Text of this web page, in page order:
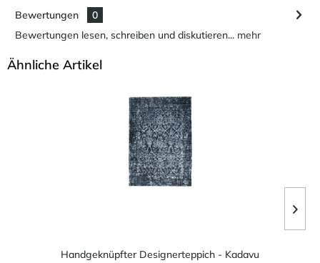
Bewertungen
0
Bewertungen lesen, schreiben und diskutieren... mehr
Ähnliche Artikel
Handgeknüpfter Designerteppich - Kadavu